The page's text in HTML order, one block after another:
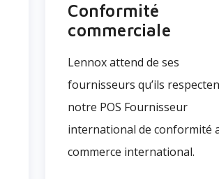
Conformité
commerciale
Lennox attend de ses
fournisseurs qu’ils
notre POS Fournisseur
international de conformité
commerce international.